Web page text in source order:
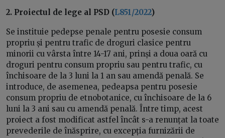
2. Proiectul de lege al PSD (L851/2022)
Se instituie pedepse penale pentru posesie consum
propriu și pentru trafic de droguri clasice pentru
minorii cu vârsta între 14-17 ani, prinși a doua oară cu
droguri pentru consum propriu sau pentru trafic, cu
închisoare de la 3 luni la 1 an sau amendă penală. Se
introduce, de asemenea, pedeapsa pentru posesie
consum propriu de etnobotanice, cu închisoare de la 6
luni la 3 ani sau cu amendă penală. Între timp, acest
proiect a fost modificat astfel încât s-a renunțat la toate
prevederile de înăsprire, cu excepția furnizării de